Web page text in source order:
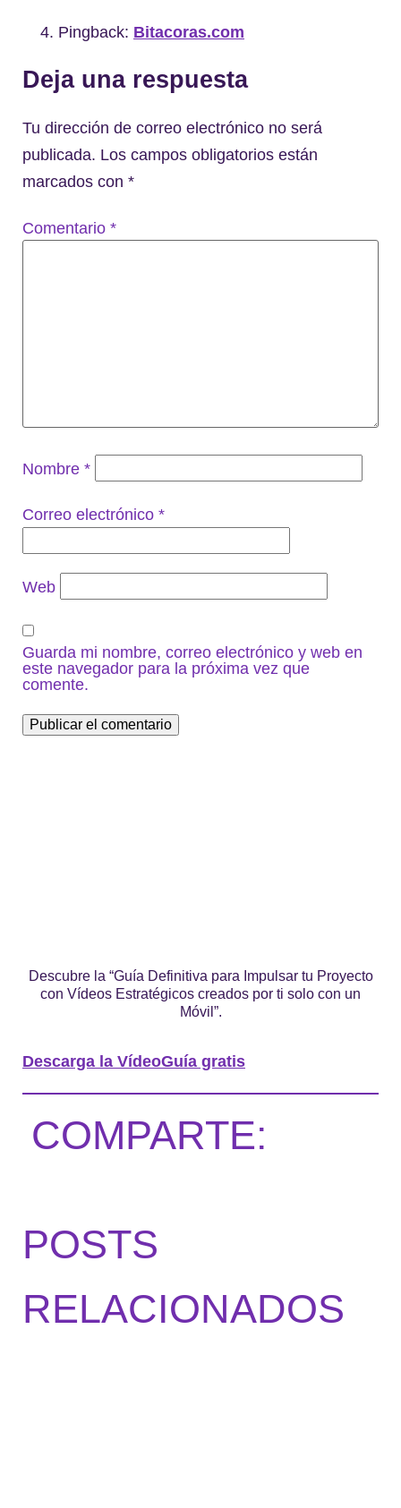
Pingback: Bitacoras.com
Deja una respuesta
Tu dirección de correo electrónico no será
publicada. Los campos obligatorios están
marcados con *
Comentario *
Nombre *
Correo electrónico *
Web
Guarda mi nombre, correo electrónico y web en
este navegador para la próxima vez que
comente.
Descubre la “Guía Definitiva para Impulsar tu Proyecto
con Vídeos Estratégicos creados por ti solo con un
Móvil”.
Descarga la VídeoGuía gratis
COMPARTE:
POSTS
RELACIONADOS